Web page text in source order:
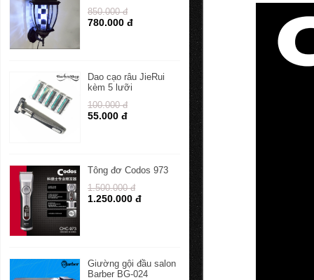
850.000 đ
780.000 đ
Dao cạo râu JieRui
kèm 5 lưỡi
100.000 đ
55.000 đ
Tông đơ Codos 973
1.500.000 đ
1.250.000 đ
Giường gội đầu salon
Barber BG-024